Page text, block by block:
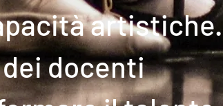
artistiche.
docenti